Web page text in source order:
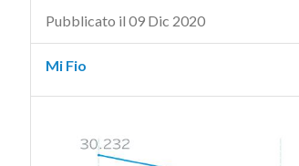
Pubblicato il 09 Dic 2020
Mi Fio